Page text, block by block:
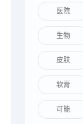
医院
生物
皮肤
软膏
可能